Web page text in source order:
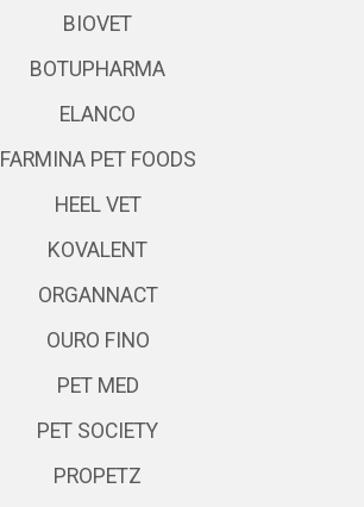
BIOVET
BOTUPHARMA
ELANCO
FARMINA PET FOODS
HEEL VET
KOVALENT
ORGANNACT
OURO FINO
PET MED
PET SOCIETY
PROPETZ